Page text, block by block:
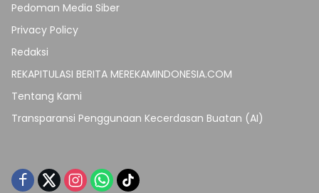
Pedoman Media Siber
Privacy Policy
Redaksi
REKAPITULASI BERITA MEREKAMINDONESIA.COM
Tentang Kami
Transparansi Penggunaan Kecerdasan Buatan (AI)